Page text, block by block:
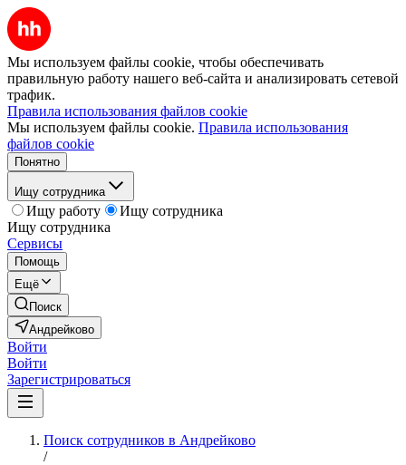
Мы используем файлы cookie, чтобы обеспечивать
правильную работу нашего веб-сайта и анализировать сетевой
трафик.
Правила использования файлов cookie
Мы используем файлы cookie. Правила использования
файлов cookie
Понятно
Ищу сотрудника
Ищу работу
Ищу сотрудника
Ищу сотрудника
Сервисы
Помощь
Ещё
Поиск
Андрейково
Войти
Войти
Зарегистрироваться
Поиск сотрудников в Андрейково
/